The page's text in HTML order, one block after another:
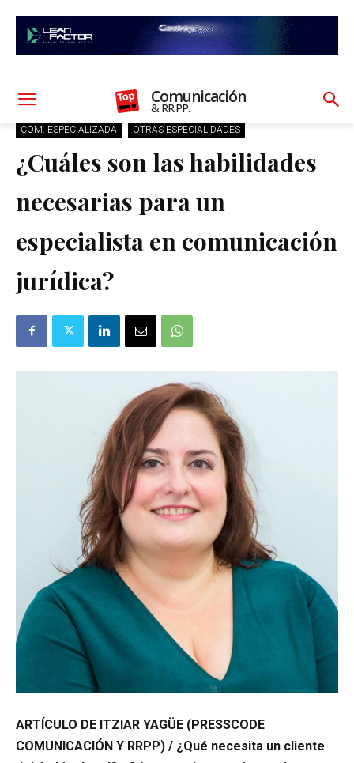
Comunicación
& RR.PP.
COM. ESPECIALIZADA OTRAS ESPECIALIDADES
¿Cuáles son las habilidades
necesarias para un
especialista en comunicación
jurídica?
ARTÍCULO DE ITZIAR YAGÜE (PRESSCODE
COMUNICACIÓN Y RRPP) / ¿Qué necesita un cliente